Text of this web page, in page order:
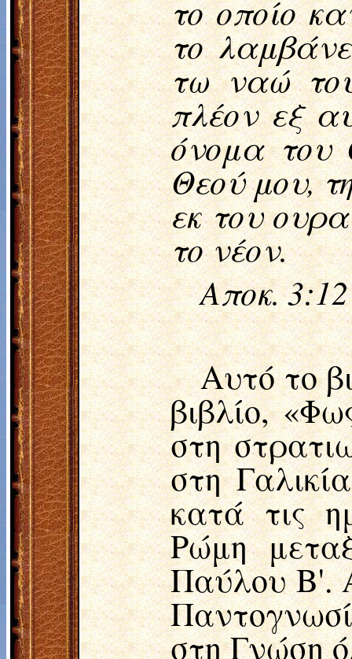
το οποίο
το
τω ναώ
πλέον εξ
όνομα του
Θεού μου,
εκ του
το νέον.
Αποκ. 3:12
Αυτό το
βιβλίο,
στη
στη
κατά τις
Ρώμη
Παύλου Β'.
στη Γνώση